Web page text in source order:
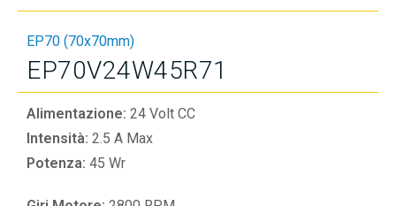
EP70 (70x70mm)
EP70V24W45R71
Alimentazione: 24 Volt CC
Intensità: 2.5 A Max
Potenza: 45 Wr